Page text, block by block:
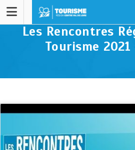
Les Rencontres
Tourisme